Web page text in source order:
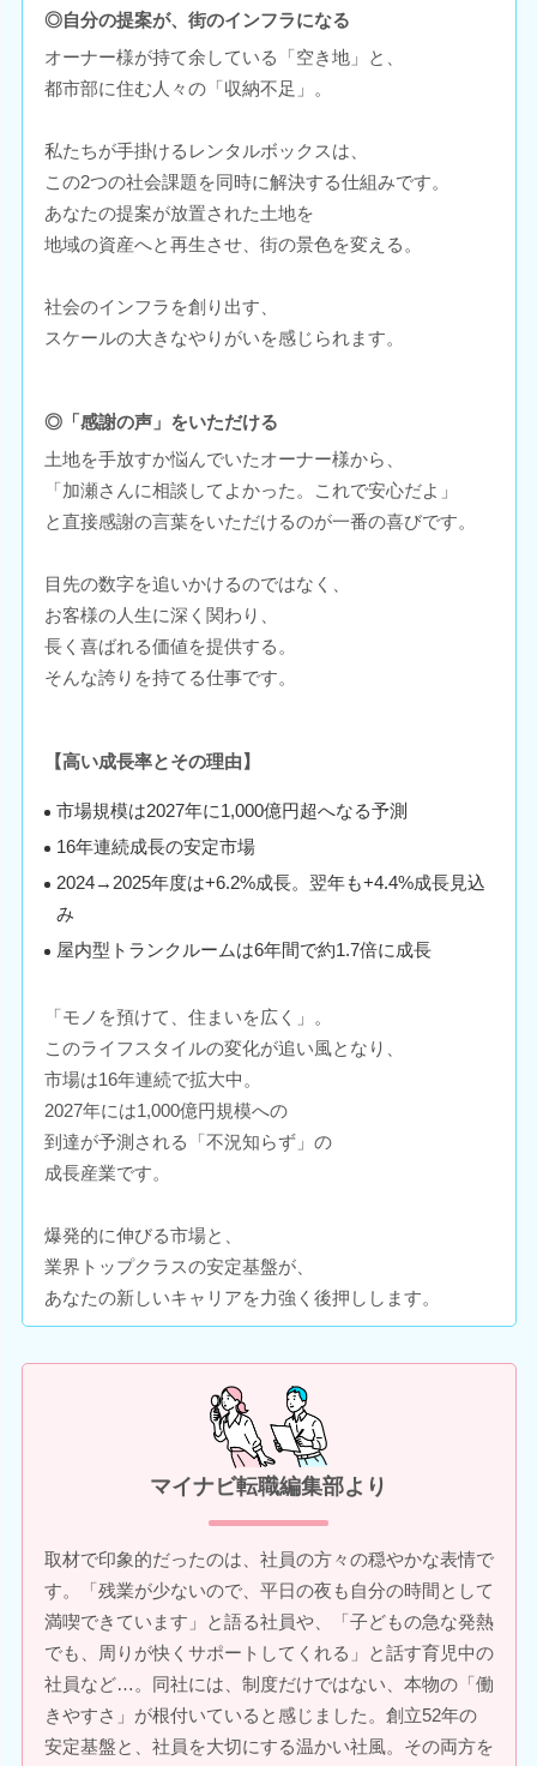
◎自分の提案が、街のインフラになる
オーナー様が持て余している「空き地」と、
都市部に住む人々の「収納不足」。
私たちが手掛けるレンタルボックスは、
この2つの社会課題を同時に解決する仕組みです。
あなたの提案が放置された土地を
地域の資産へと再生させ、街の景色を変える。
社会のインフラを創り出す、
スケールの大きなやりがいを感じられます。
◎「感謝の声」をいただける
土地を手放すか悩んでいたオーナー様から、
「加瀬さんに相談してよかった。これで安心だよ」
と直接感謝の言葉をいただけるのが一番の喜びです。
目先の数字を追いかけるのではなく、
お客様の人生に深く関わり、
長く喜ばれる価値を提供する。
そんな誇りを持てる仕事です。
【高い成長率とその理由】
市場規模は2027年に1,000億円超へなる予測
16年連続成長の安定市場
2024→2025年度は+6.2%成長。翌年も+4.4%成長見込
み
屋内型トランクルームは6年間で約1.7倍に成長
「モノを預けて、住まいを広く」。
このライフスタイルの変化が追い風となり、
市場は16年連続で拡大中。
2027年には1,000億円規模への
到達が予測される「不況知らず」の
成長産業です。
爆発的に伸びる市場と、
業界トップクラスの安定基盤が、
あなたの新しいキャリアを力強く後押しします。
マイナビ転職編集部より
取材で印象的だったのは、社員の方々の穏やかな表情で
す。「残業が少ないので、平日の夜も自分の時間として
満喫できています」と語る社員や、「子どもの急な発熱
でも、周りが快くサポートしてくれる」と話す育児中の
社員など…。同社には、制度だけではない、本物の「働
きやすさ」が根付いていると感じました。創立52年の
安定基盤と、社員を大切にする温かい社風。その両方を